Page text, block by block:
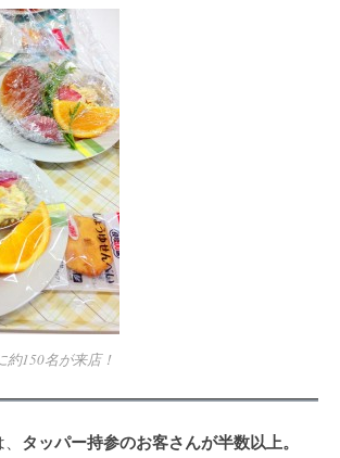
約150名が来店！
タッパー持参のお客さんが半数以上。